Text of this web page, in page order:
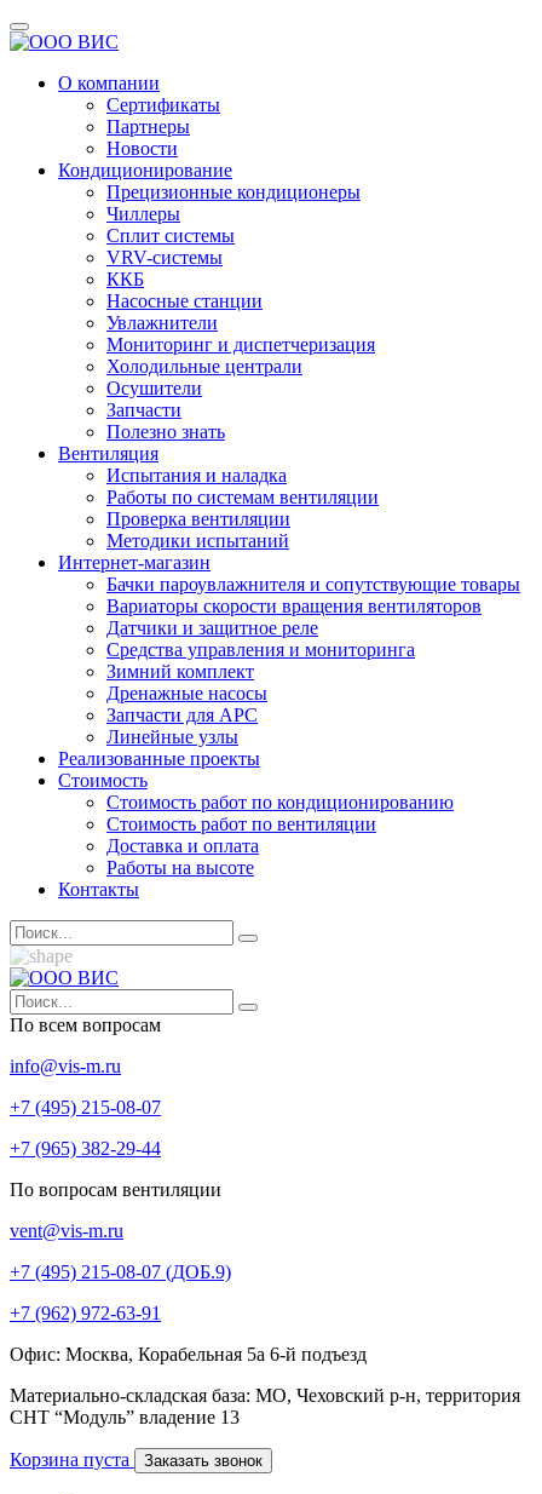
О компании
Сертификаты
Партнеры
Новости
Кондиционирование
Прецизионные кондиционеры
Чиллеры
Сплит системы
VRV-системы
ККБ
Насосные станции
Увлажнители
Мониторинг и диспетчеризация
Холодильные централи
Осушители
Запчасти
Полезно знать
Вентиляция
Испытания и наладка
Работы по системам вентиляции
Проверка вентиляции
Методики испытаний
Интернет-магазин
Бачки пароувлажнителя и сопутствующие товары
Вариаторы скорости вращения вентиляторов
Датчики и защитное реле
Средства управления и мониторинга
Зимний комплект
Дренажные насосы
Запчасти для APC
Линейные узлы
Реализованные проекты
Стоимость
Стоимость работ по кондиционированию
Стоимость работ по вентиляции
Доставка и оплата
Работы на высоте
Контакты
По всем вопросам
info@vis-m.ru
+7 (495) 215-08-07
+7 (965) 382-29-44
По вопросам вентиляции
vent@vis-m.ru
+7 (495) 215-08-07 (ДОБ.9)
+7 (962) 972-63-91
Офис: Москва, Корабельная 5а 6-й подъезд
Материально-складская база: МО, Чеховский р-н, территория
СНТ “Модуль” владение 13
Корзина пуста Заказать звонок